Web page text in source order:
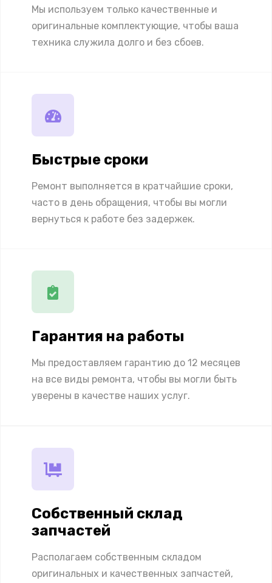
Мы используем только качественные и
оригинальные комплектующие, чтобы ваша
техника служила долго и без сбоев.
Быстрые сроки
Ремонт выполняется в кратчайшие сроки,
часто в день обращения, чтобы вы могли
вернуться к работе без задержек.
Гарантия на работы
Мы предоставляем гарантию до 12 месяцев
на все виды ремонта, чтобы вы могли быть
уверены в качестве наших услуг.
Собственный склад
запчастей
Располагаем собственным складом
оригинальных и качественных запчастей,